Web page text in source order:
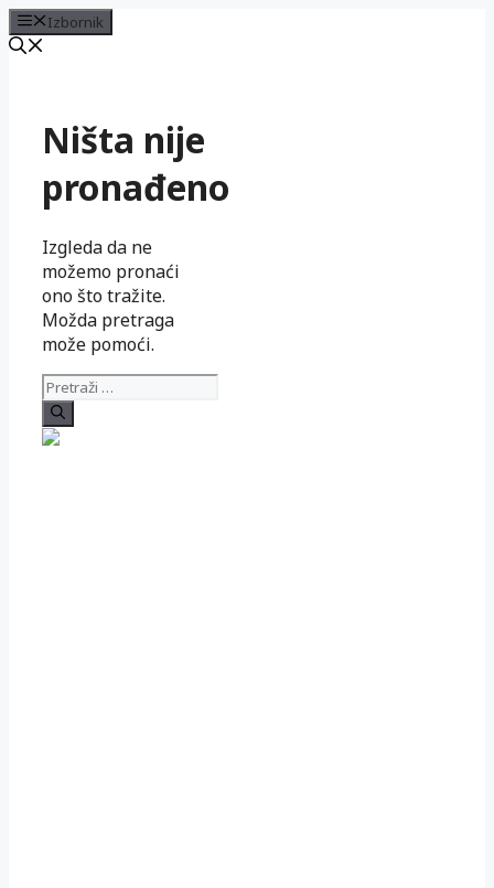
Izbornik
Ništa nije
pronađeno
Izgleda da ne
možemo pronaći
ono što tražite.
Možda pretraga
može pomoći.
Pretraži: